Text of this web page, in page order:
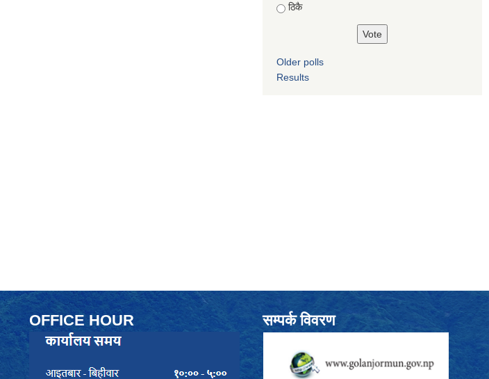
ठिकै
Older polls
Results
OFFICE HOUR सम्पर्क विवरण